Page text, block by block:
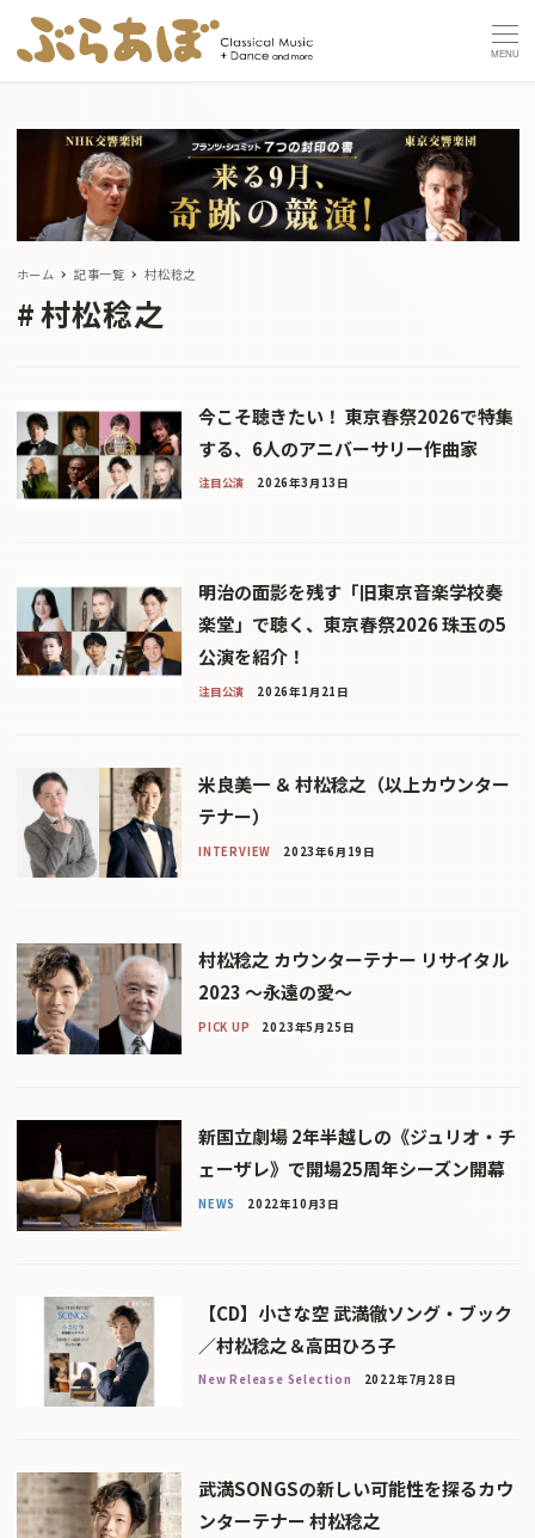
MENU
ホーム 記事一覧 村松稔之
村松稔之
今こそ聴きたい！ 東京春祭2026で特集
する、6人のアニバーサリー作曲家
注目公演 2026年3月13日
明治の面影を残す「旧東京音楽学校奏
楽堂」で聴く、東京春祭2026 珠玉の5
公演を紹介！
注目公演 2026年1月21日
米良美一 ＆ 村松稔之（以上カウンター
テナー）
INTERVIEW 2023年6月19日
村松稔之 カウンターテナー リサイタル
2023 ～永遠の愛～
PICK UP 2023年5月25日
新国立劇場 2年半越しの《ジュリオ・チ
ェーザレ》で開場25周年シーズン開幕
NEWS 2022年10月3日
【CD】小さな空 武満徹ソング・ブック
／村松稔之＆高田ひろ子
New Release Selection 2022年7月28日
武満SONGSの新しい可能性を探るカウ
ンターテナー 村松稔之